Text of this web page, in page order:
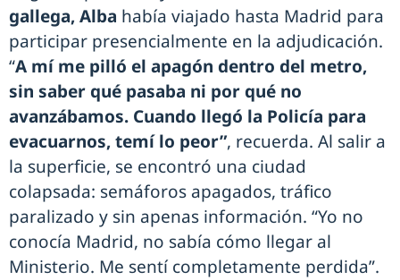
gallega, Alba había viajado hasta Madrid para
participar presencialmente en la adjudicación.
“A mí me pilló el apagón dentro del metro,
sin saber qué pasaba ni por qué no
avanzábamos. Cuando llegó la Policía para
evacuarnos, temí lo peor”, recuerda. Al salir a
la superficie, se encontró una ciudad
colapsada: semáforos apagados, tráfico
paralizado y sin apenas información. “Yo no
conocía Madrid, no sabía cómo llegar al
Ministerio. Me sentí completamente perdida”.